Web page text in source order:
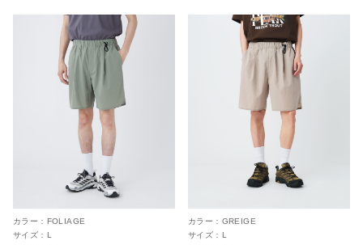
カラー： FOLIAGE
サイズ： L
カラー： GREIGE
サイズ： L